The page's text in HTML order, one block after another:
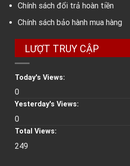
Chính sách đổi trả hoàn tiền
Chính sách bảo hành mua hàng
LƯỢT TRUY CẬP
Today's Views:
0
Yesterday's Views:
0
Total Views:
249